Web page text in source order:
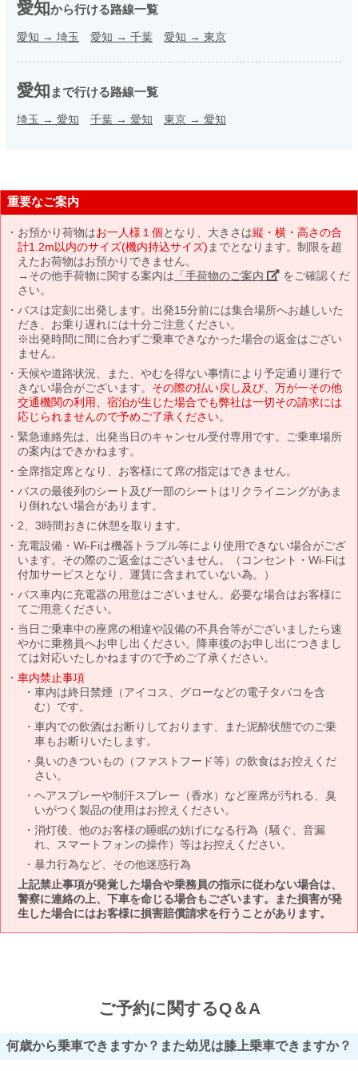
愛知から行ける路線一覧
愛知 → 埼玉 愛知 → 千葉 愛知 → 東京
愛知 まで行ける路線一覧
埼玉 → 愛知 千葉 → 愛知 東京 → 愛知
重要なご案内
お預かり荷物はお一人様１個となり、大きさは縦・横・高さの合
計1.2m以内のサイズ(機内持込サイズ) までとなります。制限を超
えたお荷物はお預かりできません。
→その他手荷物に関する案内は 「手荷物のご案内」 をご確認くだ
さい。
バスは定刻に出発します。出発15分前には集合場所へお越しいた
だき、お乗り遅れには十分ご注意ください。
※出発時間に間に合わずご乗車できなかった場合の返金はござい
ません。
天候や道路状況、また、やむを得ない事情により予定通り運行で
きない場合がございます。 その際の払い戻し及び、万が一その他
交通機関の利用、宿泊が生じた場合でも弊社は一切その請求には
応じられませんので予めご了承ください。
緊急連絡先は、出発当日のキャンセル受付専用です。ご乗車場所
の案内はできかねます。
全席指定席となり、お客様にて席の指定はできません。
バスの最後列のシート及び一部のシートはリクライニングがあま
り倒れない場合があります。
2、3時間おきに休憩を取ります。
充電設備・Wi-Fiは機器トラブル等により使用できない場合がござ
います。その際のご返金はございません。（コンセント・Wi-Fiは
付加サービスとなり、運賃に含まれていない為。）
バス車内に充電器の用意はございません。必要な場合はお客様に
てご用意ください。
当日ご乗車中の座席の相違や設備の不具合等がございましたら速
やかに乗務員へお申し出ください。降車後のお申し出につきまし
ては対応いたしかねますので予めご了承ください。
車内禁止事項
車内は終日禁煙（アイコス、グローなどの電子タバコを含
む）です。
車内での飲酒はお断りしております、また泥酔状態でのご乗
車もお断りいたします。
臭いのきついもの（ファストフード等）の飲食はお控えくだ
さい。
ヘアスプレーや制汗スプレー（香水）など座席が汚れる、臭
いがつく製品の使用はお控えください。
消灯後、他のお客様の睡眠の妨げになる行為（騒ぐ、音漏
れ、スマートフォンの操作）等はお控えください。
暴力行為など、その他迷惑行為
上記禁止事項が発覚した場合や乗務員の指示に従わない場合は、
警察に連絡の上、下車を命じる場合もございます。また損害が発
生した場合にはお客様に損害賠償請求を行うことがあります。
ご予約に関するQ＆A
何歳から乗車できますか？また幼児は膝上乗車できますか？